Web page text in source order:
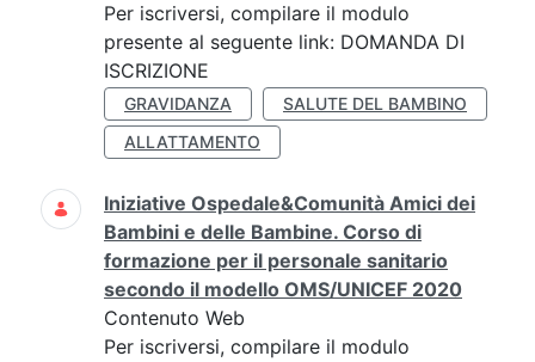
Per iscriversi, compilare il modulo
presente al seguente link: DOMANDA DI
ISCRIZIONE
GRAVIDANZA
SALUTE DEL BAMBINO
ALLATTAMENTO
Iniziative Ospedale&Comunità Amici dei
Bambini e delle Bambine. Corso di
formazione per il personale sanitario
secondo il modello OMS/UNICEF 2020
Contenuto Web
Per iscriversi, compilare il modulo